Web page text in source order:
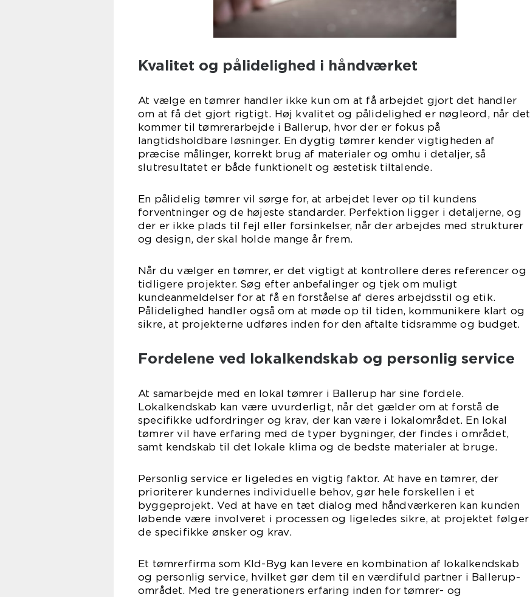
Kvalitet og pålidelighed i håndværket
At vælge en tømrer handler ikke kun om at få arbejdet gjort det handler
om at få det gjort rigtigt. Høj kvalitet og pålidelighed er nøgleord, når det
kommer til tømrerarbejde i Ballerup, hvor der er fokus på
langtidsholdbare løsninger. En dygtig tømrer kender vigtigheden af
præcise målinger, korrekt brug af materialer og omhu i detaljer, så
slutresultatet er både funktionelt og æstetisk tiltalende.
En pålidelig tømrer vil sørge for, at arbejdet lever op til kundens
forventninger og de højeste standarder. Perfektion ligger i detaljerne, og
der er ikke plads til fejl eller forsinkelser, når der arbejdes med strukturer
og design, der skal holde mange år frem.
Når du vælger en tømrer, er det vigtigt at kontrollere deres referencer og
tidligere projekter. Søg efter anbefalinger og tjek om muligt
kundeanmeldelser for at få en forståelse af deres arbejdsstil og etik.
Pålidelighed handler også om at møde op til tiden, kommunikere klart og
sikre, at projekterne udføres inden for den aftalte tidsramme og budget.
Fordelene ved lokalkendskab og personlig service
At samarbejde med en lokal tømrer i Ballerup har sine fordele.
Lokalkendskab kan være uvurderligt, når det gælder om at forstå de
specifikke udfordringer og krav, der kan være i lokalområdet. En lokal
tømrer vil have erfaring med de typer bygninger, der findes i området,
samt kendskab til det lokale klima og de bedste materialer at bruge.
Personlig service er ligeledes en vigtig faktor. At have en tømrer, der
prioriterer kundernes individuelle behov, gør hele forskellen i et
byggeprojekt. Ved at have en tæt dialog med håndværkeren kan kunden
løbende være involveret i processen og ligeledes sikre, at projektet følger
de specifikke ønsker og krav.
Et tømrerfirma som Kld-Byg kan levere en kombination af lokalkendskab
og personlig service, hvilket gør dem til en værdifuld partner i Ballerup-
området. Med tre generationers erfaring inden for tømrer- og